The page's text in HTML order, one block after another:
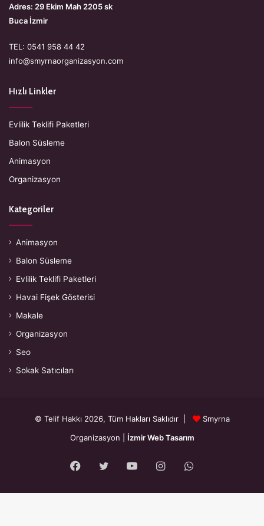
Adres: 29 Ekim Mah 2205 sk
Buca İzmir
TEL: 0541 958 44 42
info@smyrnaorganizasyon.com
Hızlı Linkler
Evlilik Teklifi Paketleri
Balon Süsleme
Animasyon
Organizasyon
Kategoriler
Animasyon
Balon Süsleme
Evlilik Teklifi Paketleri
Havai Fişek Gösterisi
Makale
Organizasyon
Seo
Sokak Satıcıları
© Telif Hakkı 2026, Tüm Hakları Saklıdır |
Smyrna
Organizasyon
İzmir Web Tasarım
Facebook
TwitterYouTubeInstagramWhatsApp